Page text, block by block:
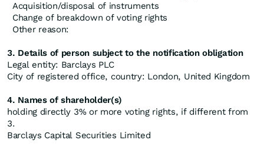
Acquisition/disposal of instruments
Change of breakdown of voting rights
Other reason:
3. Details of person subject to the notification obligation
Legal entity: Barclays PLC
City of registered office, country: London, United Kingdom
4. Names of shareholder(s)
holding directly 3% or more voting rights, if different from
3.
Barclays Capital Securities Limited